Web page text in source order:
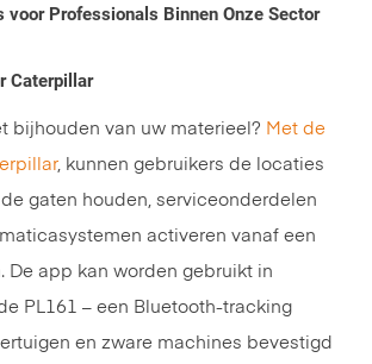
voor Professionals Binnen Onze Sector
Caterpillar
bijhouden van uw materieel? Met de
, kunnen gebruikers de locaties
gaten houden, serviceonderdelen
activeren vanaf een
De app kan worden gebruikt in
PL161 – een Bluetooth-tracking
en zware machines bevestigd